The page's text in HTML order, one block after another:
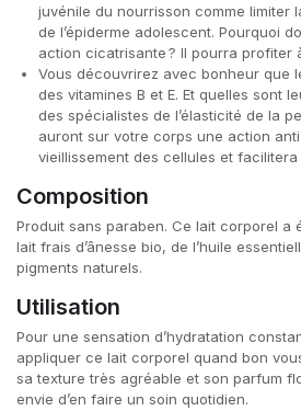
juvénile du nourrisson comme limiter
de l’épiderme adolescent. Pourquoi
action cicatrisante ? Il pourra profiter
Vous découvrirez avec bonheur que
des vitamines B et E. Et quelles sont
des spécialistes de l’élasticité de la
auront sur votre corps une action
vieillissement des cellules et
Composition
Produit sans paraben. Ce lait corporel a
lait frais d’ânesse bio, de l’huile
pigments naturels.
Utilisation
Pour une sensation d’hydratation
appliquer ce lait corporel quand bon
sa texture très agréable et son parfum
envie d’en faire un soin quotidien.